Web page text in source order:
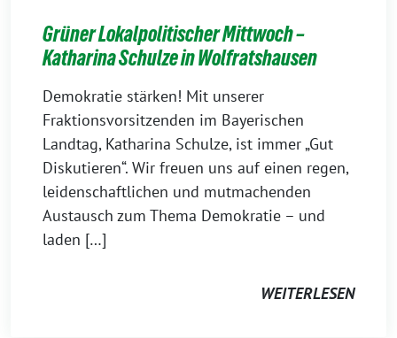
Grüner Lokalpolitischer Mittwoch –
Katharina Schulze in Wolfratshausen
Demokratie stärken! Mit unserer
Fraktionsvorsitzenden im Bayerischen
Landtag, Katharina Schulze, ist immer „Gut
Diskutieren“. Wir freuen uns auf einen regen,
leidenschaftlichen und mutmachenden
Austausch zum Thema Demokratie – und
laden […]
WEITERLESEN